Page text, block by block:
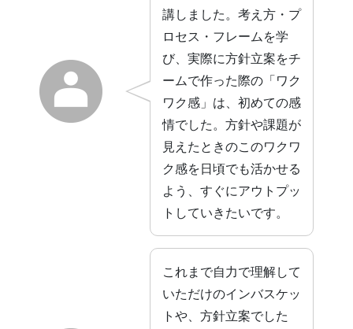
講しました。考え方・プ
ロセス・フレームを学
び、実際に方針立案をチ
ームで作った際の「ワク
ワク感」は、初めての感
情でした。方針や課題が
見えたときのこのワクワ
ク感を日頃でも活かせる
よう、すぐにアウトプッ
トしていきたいです。
これまで自力で理解して
いただけのインバスケッ
トや、方針立案でした